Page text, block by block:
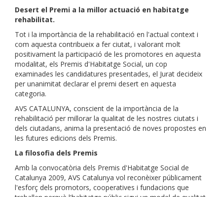
Desert el Premi a la millor actuació en habitatge
rehabilitat.
Tot i la importància de la rehabilitació en l'actual context i
com aquesta contribueix a fer ciutat, i valorant molt
positivament la participació de les promotores en aquesta
modalitat, els Premis d'Habitatge Social, un cop
examinades les candidatures presentades, el Jurat decideix
per unanimitat declarar el premi desert en aquesta
categoria.
AVS CATALUNYA, conscient de la importància de la
rehabilitació per millorar la qualitat de les nostres ciutats i
dels ciutadans, anima la presentació de noves propostes en
les futures edicions dels Premis.
La filosofia dels Premis
Amb la convocatòria dels Premis d'Habitatge Social de
Catalunya 2009, AVS Catalunya vol reconèixer públicament
l'esforç dels promotors, cooperatives i fundacions que